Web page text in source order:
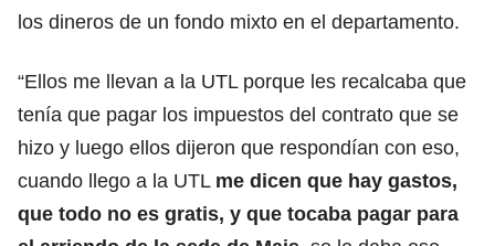
los dineros de un fondo mixto en el departamento.
“Ellos me llevan a la UTL porque les recalcaba que
tenía que pagar los impuestos del contrato que se
hizo y luego ellos dijeron que respondían con eso,
cuando llego a la UTL me dicen que hay gastos,
que todo no es gratis, y que tocaba pagar para